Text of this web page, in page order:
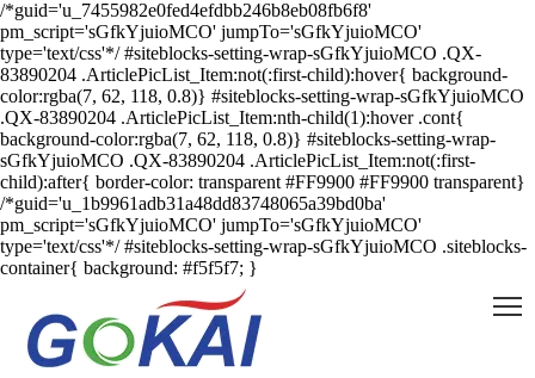
/*guid='u_7455982e0fed4efdbb246b8eb08fb6f8'
pm_script='sGfkYjuioMCO' jumpTo='sGfkYjuioMCO'
type='text/css'*/ #siteblocks-setting-wrap-sGfkYjuioMCO .QX-
83890204 .ArticlePicList_Item:not(:first-child):hover{ background-
color:rgba(7, 62, 118, 0.8)} #siteblocks-setting-wrap-sGfkYjuioMCO
.QX-83890204 .ArticlePicList_Item:nth-child(1):hover .cont{
background-color:rgba(7, 62, 118, 0.8)} #siteblocks-setting-wrap-
sGfkYjuioMCO .QX-83890204 .ArticlePicList_Item:not(:first-
child):after{ border-color: transparent #FF9900 #FF9900 transparent}
/*guid='u_1b9961adb31a48dd83748065a39bd0ba'
pm_script='sGfkYjuioMCO' jumpTo='sGfkYjuioMCO'
type='text/css'*/ #siteblocks-setting-wrap-sGfkYjuioMCO .siteblocks-
container{ background: #f5f5f7; }